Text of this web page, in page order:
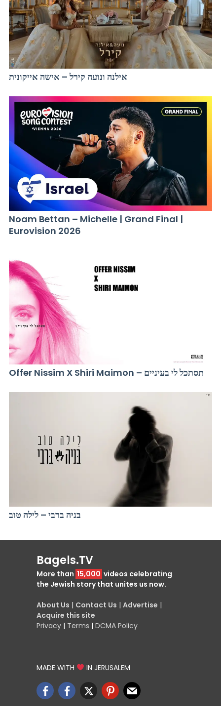
אילנה ונועה קירל – אישה אייקונית
Noam Bettan – Michelle | Grand Final |
Eurovision 2026
Offer Nissim X Shiri Maimon – תסתכל לי בעיניים
בניה ברבי – לילה טוב
Bagels.TV
More than 15,000 videos celebrating
the Jewish story that unites us now.
About Us | Contact Us | Advertise |
Acquire this site
Privacy | Terms | DCMA Policy
MADE WITH IN JERUSALEM